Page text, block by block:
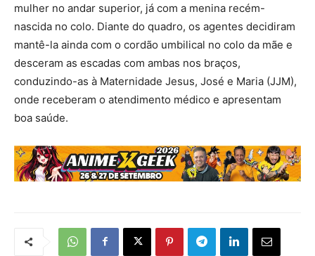
mulher no andar superior, já com a menina recém-
nascida no colo. Diante do quadro, os agentes decidiram
mantê-la ainda com o cordão umbilical no colo da mãe e
desceram as escadas com ambas nos braços,
conduzindo-as à Maternidade Jesus, José e Maria (JJM),
onde receberam o atendimento médico e apresentam
boa saúde.